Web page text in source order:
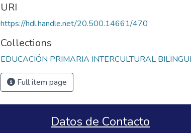
URI
https://hdl.handle.net/20.500.14661/470
Collections
EDUCACIÓN PRIMARIA INTERCULTURAL
Full item page
Datos de Contacto